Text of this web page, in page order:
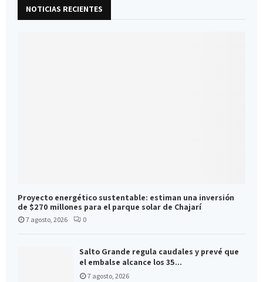
NOTICIAS RECIENTES
Proyecto energético sustentable: estiman una inversión
de $270 millones para el parque solar de Chajarí
7 agosto, 2026 0
Salto Grande regula caudales y prevé que
el embalse alcance los 35...
7 agosto, 2026